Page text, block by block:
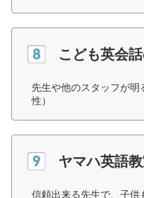
こども英会
先生や他のスタッフが
性）
ヤマハ英語
信頼出来る先生で、子供